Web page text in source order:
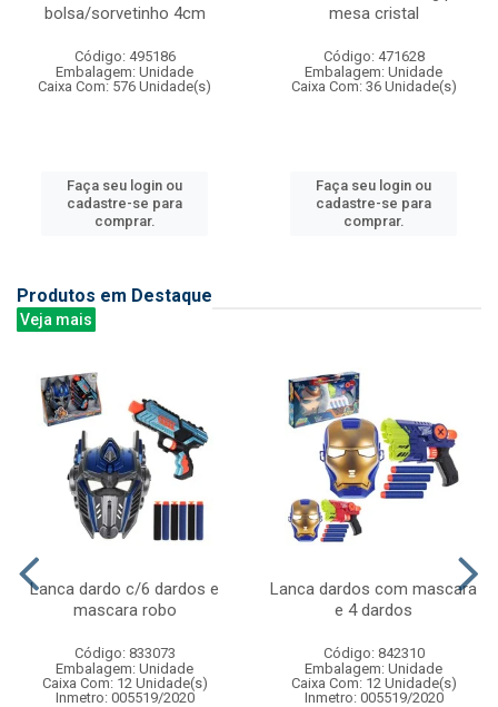
bolsa/sorvetinho 4cm
Código: 495186
Embalagem: Unidade
Caixa Com: 576 Unidade(s)
Faça seu login ou
cadastre-se para
comprar.
mesa cristal
Código: 471628
Embalagem: Unidade
Caixa Com: 36 Unidade(s)
Faça seu login ou
cadastre-se para
comprar.
Produtos em Destaque
Veja mais
Lanca dardo c/6 dardos e
mascara robo
Código: 833073
Embalagem: Unidade
Caixa Com: 12 Unidade(s)
Inmetro: 005519/2020
Lanca dardos com mascara
e 4 dardos
Código: 842310
Embalagem: Unidade
Caixa Com: 12 Unidade(s)
Inmetro: 005519/2020